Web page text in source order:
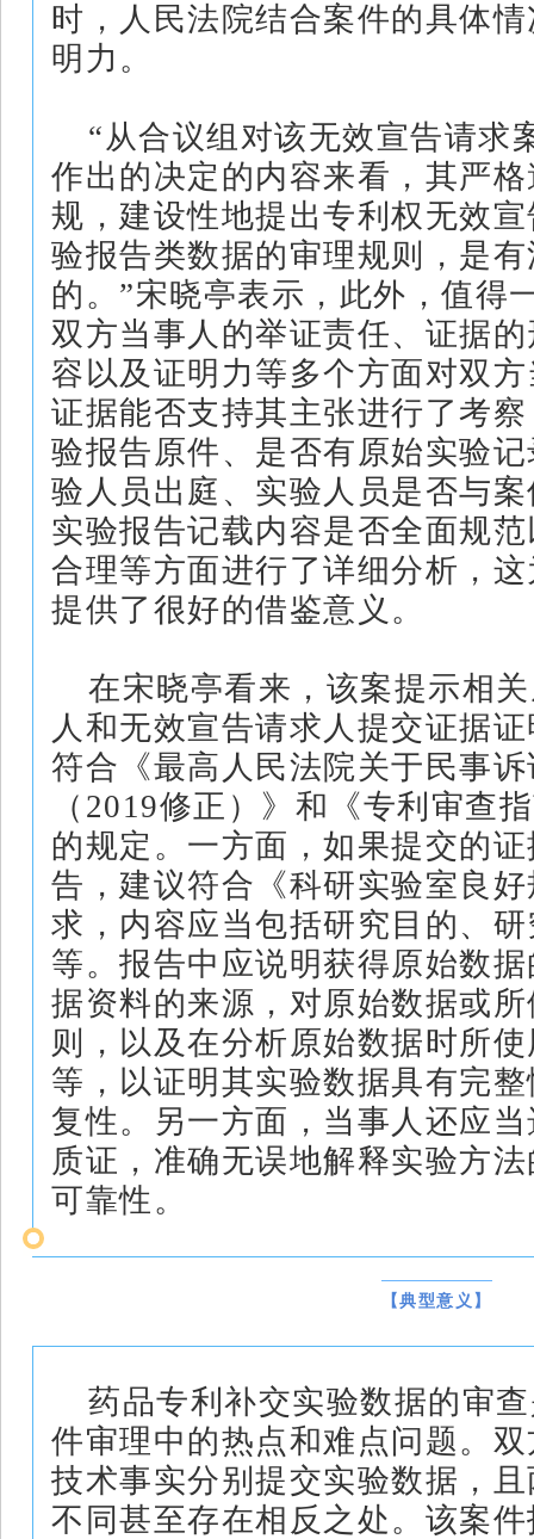
时，人民法院结合案件的具体
明力。
“从合议组对该无效宣告请求
作出的决定的内容来看，其严
规，建设性地提出专利权无效
验报告类数据的审理规则，是
的。”宋晓亭表示，此外，值得
双方当事人的举证责任、证据
容以及证明力等多个方面对双
证据能否支持其主张进行了考
验报告原件、是否有原始实验
验人员出庭、实验人员是否与
实验报告记载内容是否全面规
合理等方面进行了详细分析，
提供了很好的借鉴意义。
在宋晓亭看来，该案提示相
人和无效宣告请求人提交证据
符合《最高人民法院关于民事
（2019修正）》和《专利审查
的规定。一方面，如果提交的
告，建议符合《科研实验室良
求，内容应当包括研究目的、
等。报告中应说明获得原始数
据资料的来源，对原始数据或
则，以及在分析原始数据时所
等，以证明其实验数据具有完
复性。另一方面，当事人还应
质证，准确无误地解释实验方
可靠性。
【典型意义】
药品专利补交实验数据的审
件审理中的热点和难点问题。
技术事实分别提交实验数据，
不同甚至存在相反之处。该案